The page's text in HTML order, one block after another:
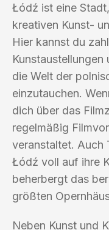
Łódź ist eine
kreativen Kunst-
Hier kannst du
Kunstaustellungen
die Welt der
einzutauchen.
dich über das
regelmäßig
veranstaltet. Auch
Łódź voll auf ihre
beherbergt das
größten
Neben Kunst und